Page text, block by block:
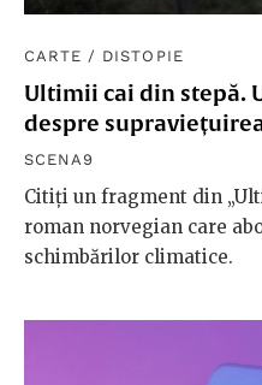
CARTE / DISTOPIE
Ultimii cai din stepă.
despre
SCENA9
Citiți un fragment din
roman norvegian care
schimbărilor climatice.